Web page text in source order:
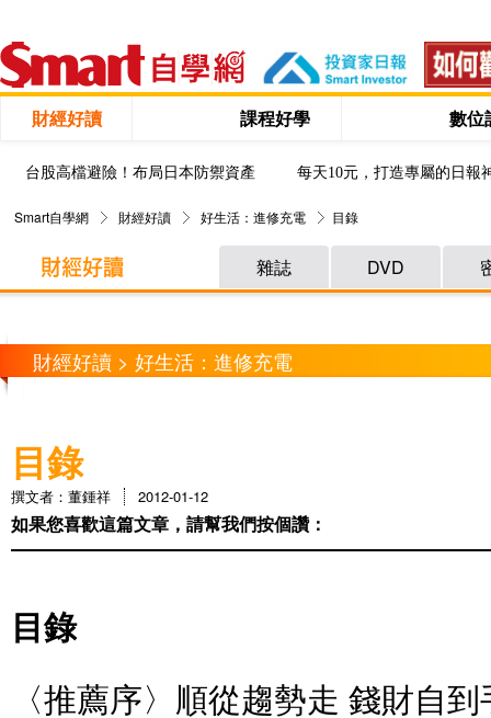
財經好讀 課程好學 數位
台股高檔避險！布局日本防禦資產 每天10元，打造專屬的日報
Smart自學網 財經好讀 好生活：進修充電 目錄
雜誌 DVD
財經好讀 > 好生活：進修充電
目錄
撰文者：董鍾祥 2012-01-12
如果您喜歡這篇文章，請幫我們按個讚：
目錄
〈推薦序〉順從趨勢走 錢財自到